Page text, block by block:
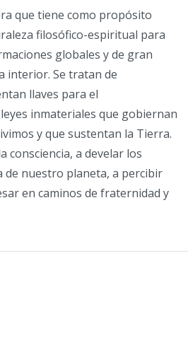
que tiene como propósito
filosófico-espiritual para
globales y de gran
interior. Se tratan de
llaves para el
inmateriales que gobiernan
y que sustentan la Tierra.
consciencia, a develar los
de nuestro planeta, a percibir
en caminos de fraternidad y